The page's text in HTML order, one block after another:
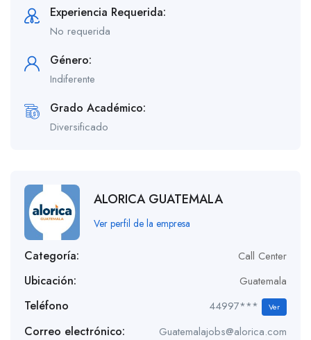
Experiencia Requerida:
No requerida
Género:
Indiferente
Grado Académico:
Diversificado
ALORICA GUATEMALA
Ver perfil de la empresa
Categoría: Call Center
Ubicación: Guatemala
Teléfono 44997*** Ver
Correo electrónico: Guatemalajobs@alorica.com